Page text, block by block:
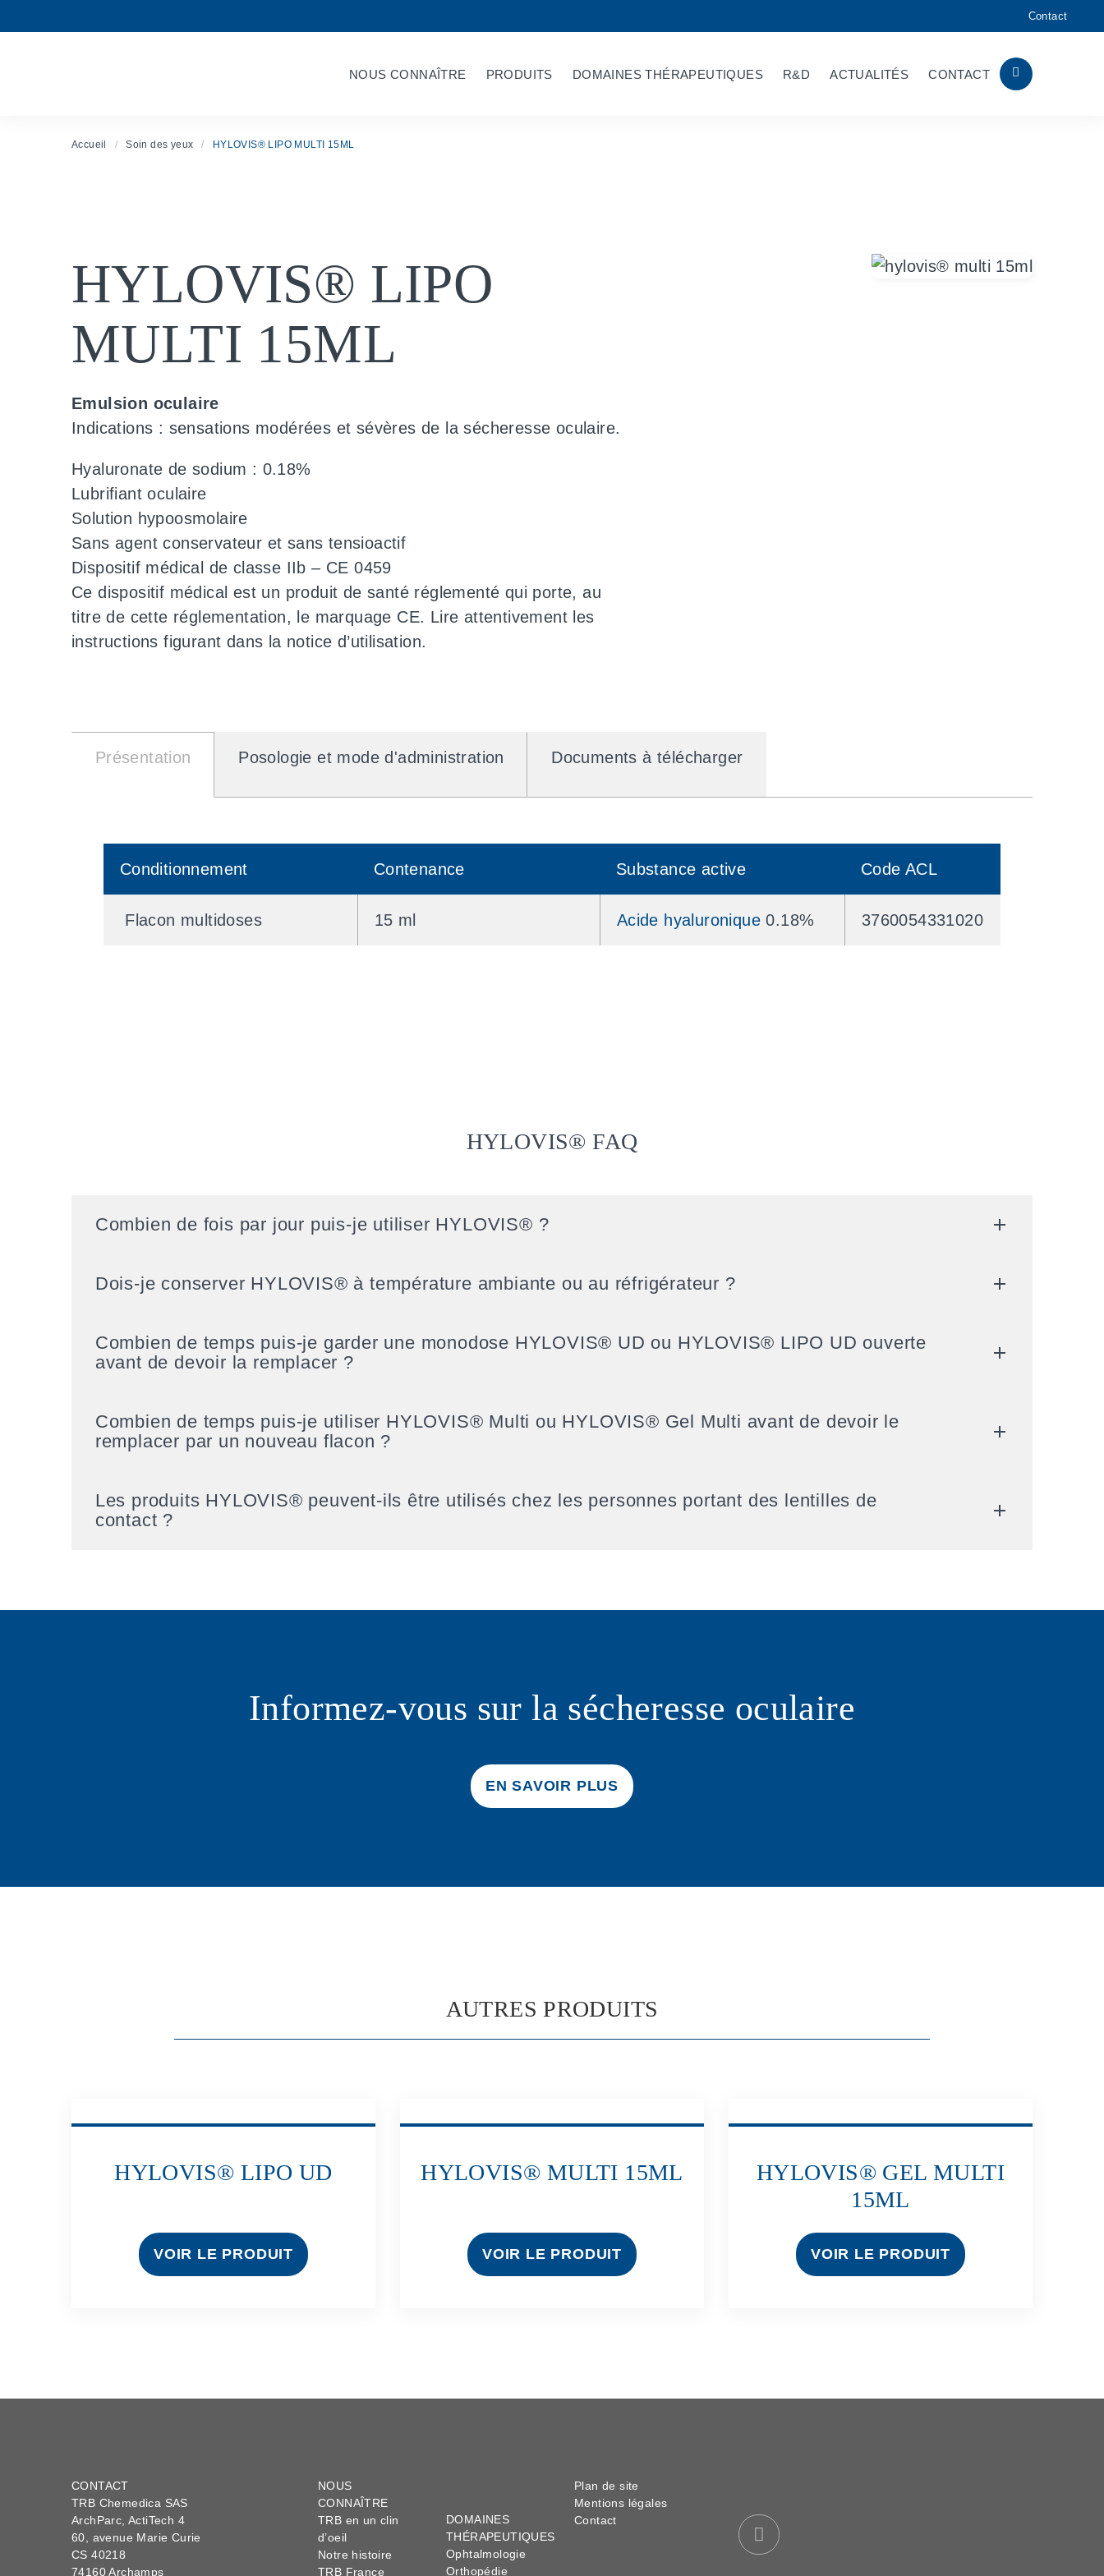
Contact
NOUS CONNAÎTRE PRODUITS DOMAINES THÉRAPEUTIQUES R&D ACTUALITÉS CONTACT
Accueil Soin des yeux HYLOVIS® LIPO MULTI 15ML
HYLOVIS® LIPO
MULTI 15ML
Emulsion oculaire
Indications : sensations modérées et sévères de la sécheresse oculaire.
Hyaluronate de sodium : 0.18%
Lubrifiant oculaire
Solution hypoosmolaire
Sans agent conservateur et sans tensioactif
Dispositif médical de classe IIb – CE 0459
Ce dispositif médical est un produit de santé réglementé qui porte, au
titre de cette réglementation, le marquage CE. Lire attentivement les
instructions figurant dans la notice d’utilisation.
Présentation Posologie et mode d'administration Documents à télécharger
Conditionnement Contenance Substance active Code ACL
Flacon multidoses 15 ml Acide hyaluronique 0.18% 3760054331020
HYLOVIS® FAQ
Combien de fois par jour puis-je utiliser HYLOVIS® ?
Dois-je conserver HYLOVIS® à température ambiante ou au réfrigérateur ?
Combien de temps puis-je garder une monodose HYLOVIS® UD ou HYLOVIS® LIPO UD ouverte
avant de devoir la remplacer ?
Combien de temps puis-je utiliser HYLOVIS® Multi ou HYLOVIS® Gel Multi avant de devoir le
remplacer par un nouveau flacon ?
Les produits HYLOVIS® peuvent-ils être utilisés chez les personnes portant des lentilles de
contact ?
Informez-vous sur la sécheresse oculaire
EN SAVOIR PLUS
AUTRES PRODUITS
HYLOVIS® LIPO UD
VOIR LE PRODUIT
HYLOVIS® MULTI 15ML
VOIR LE PRODUIT
HYLOVIS® GEL MULTI
15ML
VOIR LE PRODUIT
CONTACT
TRB Chemedica SAS
ArchParc, ActiTech 4
60, avenue Marie Curie
CS 40218
74160 Archamps
NOUS
CONNAÎTRE
TRB en un clin
d’oeil
Notre histoire
TRB France
DOMAINES
THÉRAPEUTIQUES
Ophtalmologie
Orthopédie
Plan de site
Mentions légales
Contact